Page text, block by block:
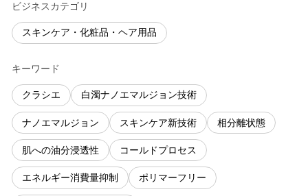
ビジネスカテゴリ
スキンケア・化粧品・ヘア用品
キーワード
クラシエ 白濁ナノエマルジョン技術
ナノエマルジョン スキンケア新技術 相分離状態
肌への油分浸透性 コールドプロセス
エネルギー消費量抑制 ポリマーフリー